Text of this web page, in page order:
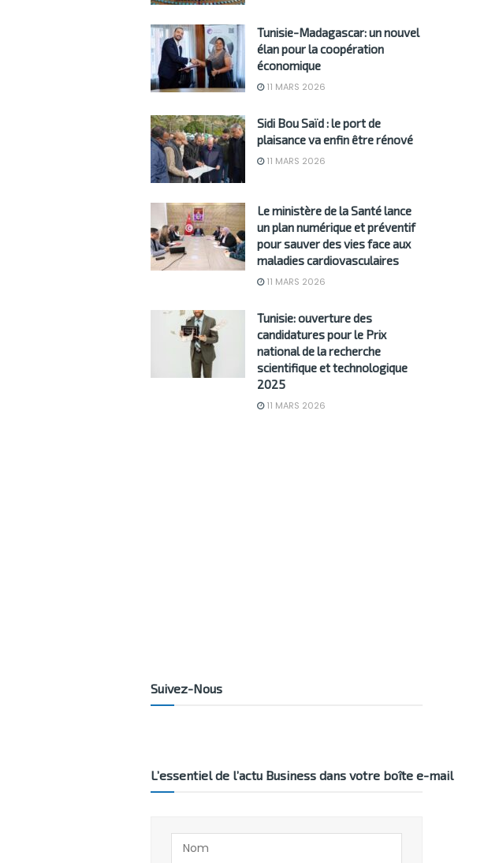
Tunisie-Madagascar: un nouvel
élan pour la coopération
économique
11 MARS 2026
Sidi Bou Saïd : le port de
plaisance va enfin être rénové
11 MARS 2026
Le ministère de la Santé lance
un plan numérique et préventif
pour sauver des vies face aux
maladies cardiovasculaires
11 MARS 2026
Tunisie: ouverture des
candidatures pour le Prix
national de la recherche
scientifique et technologique
2025
11 MARS 2026
Suivez-Nous
L’essentiel de l’actu Business dans votre boîte e-mail